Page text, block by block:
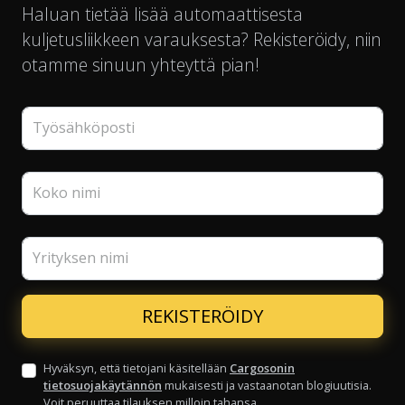
Haluan tietää lisää automaattisesta
kuljetusliikkeen varauksesta? Rekisteröidy, niin
otamme sinuun yhteyttä pian!
Työsähköposti
Koko nimi
Yrityksen nimi
Hyväksyn, että tietojani käsitellään Cargosonin
tietosuojakäytännön mukaisesti ja vastaanotan blogiuutisia.